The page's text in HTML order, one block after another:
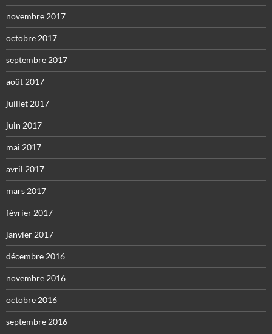
novembre 2017
octobre 2017
septembre 2017
août 2017
juillet 2017
juin 2017
mai 2017
avril 2017
mars 2017
février 2017
janvier 2017
décembre 2016
novembre 2016
octobre 2016
septembre 2016